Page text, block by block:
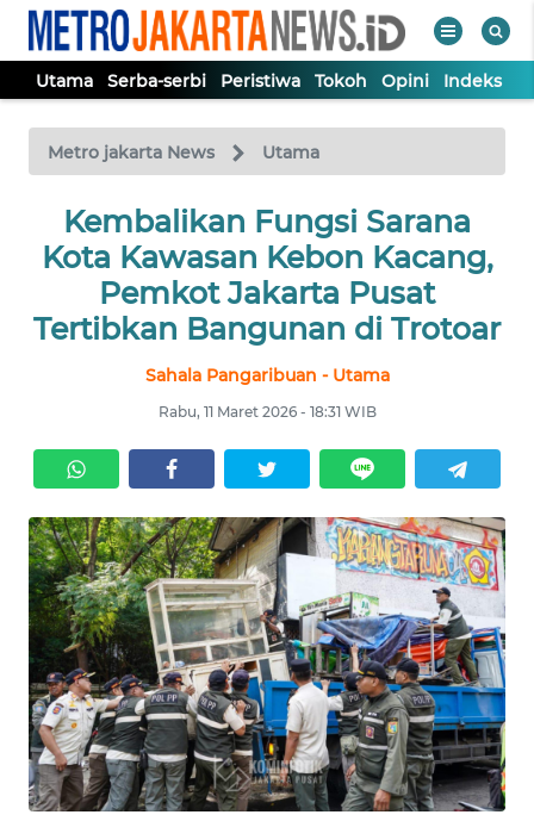
Utama Serba-serbi Peristiwa Tokoh Opini Indeks
Metro jakarta News Utama
Kembalikan Fungsi Sarana
Kota Kawasan Kebon Kacang,
Pemkot Jakarta Pusat
Tertibkan Bangunan di Trotoar
Sahala Pangaribuan - Utama
Rabu, 11 Maret 2026 - 18:31 WIB
TV
Tutup
UTAMA
SERBI
TOKOH
OPINI
Informasi
INDEKS
BERITA
KONTAK
KAMI
INFO